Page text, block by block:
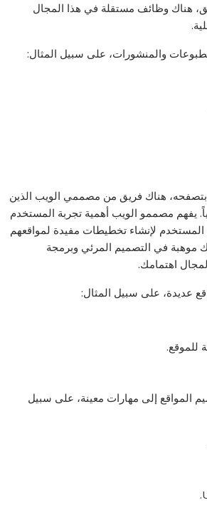
هناك وظائف مستقلة في هذا المجال
والمنشورات، على سبيل المثال:
هناك فريق من مصممي الويب الذين
يفهم مصممو الويب أهمية تجربة المستخدم
لإنشاء تخطيطات مفيدة لمواقعهم
موهبة في التصميم المرئي وبرمجة
اهتمامك.
عديدة، على سبيل المثال:
للموقع.
المواقع إلى مهارات معينة، على سبيل